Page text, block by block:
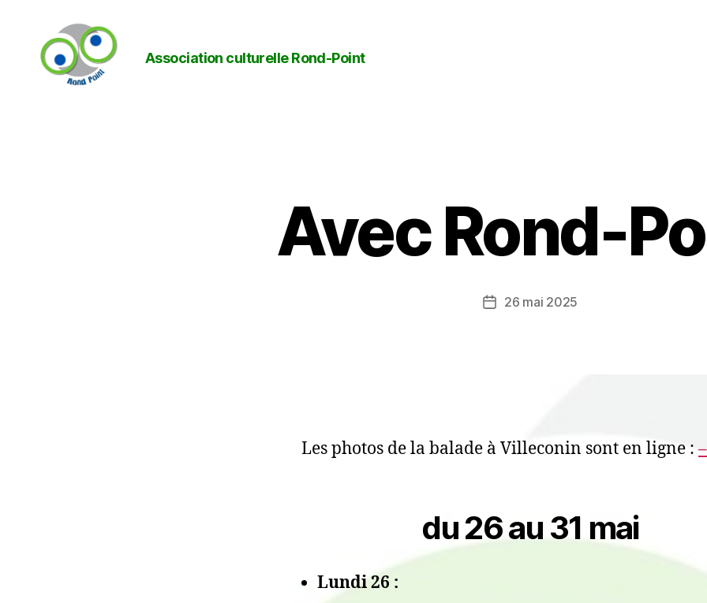
Association culturelle Rond-Point
Avec Rond-
Date26 mai 2025
Les photos de la balade à Villeconin sont en ligne :
du 26 au 31 mai
Lundi 26 :